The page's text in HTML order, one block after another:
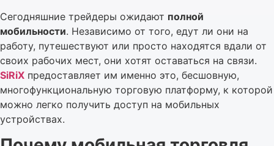
Сегодняшние трейдеры ожидают полной
мобильности. Независимо от того, едут ли они на
работу, путешествуют или просто находятся вдали от
своих рабочих мест, они хотят оставаться на связи.
SiRiX предоставляет им именно это, бесшовную,
многофункциональную торговую платформу, к которой
можно легко получить доступ на мобильных
устройствах.